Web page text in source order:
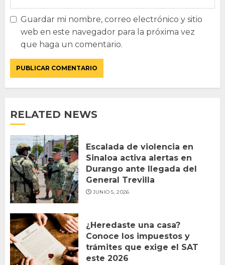
Guardar mi nombre, correo electrónico y sitio
web en este navegador para la próxima vez
que haga un comentario.
RELATED NEWS
Escalada de violencia en
Sinaloa activa alertas en
Durango ante llegada del
General Trevilla
JUNIO 5, 2026
¿Heredaste una casa?
Conoce los impuestos y
trámites que exige el SAT
este 2026